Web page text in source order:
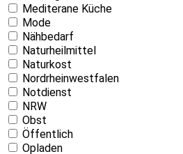
Mediterane Küche
Mode
Nähbedarf
Naturheilmittel
Naturkost
Nordrheinwestfalen
Notdienst
NRW
Obst
Öffentlich
Opladen